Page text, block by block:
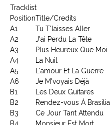
Tracklist
PositionTitle/Credits
A1
Tu T'laisses Aller
A2
J'ai Perdu La Tête
A3
Plus Heureux Que Moi
A4
La Nuit
A5
L'amour Et La Guerre
A6
Je M'voyais Déjà
B1
Les Deux Guitares
B2
Rendez-vous À Brasilia
B3
Ce Jour Tant Attendu
B4
Monsieur Est Mort